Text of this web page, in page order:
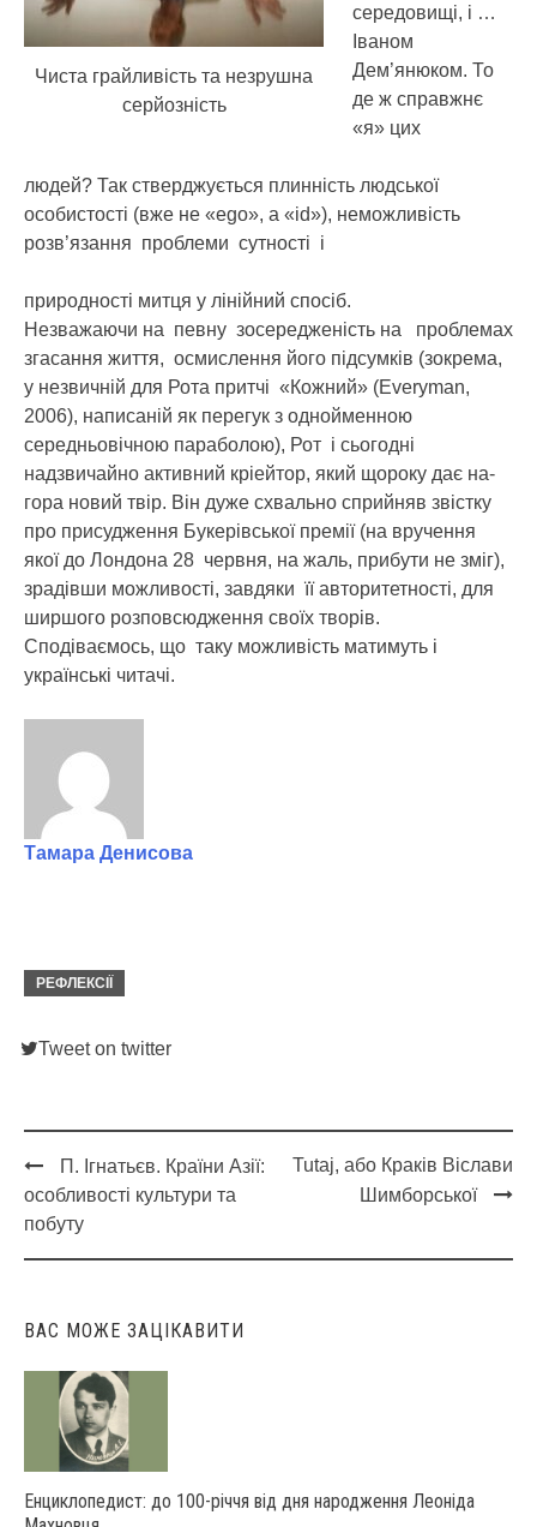
Чиста грайливість та незрушна
серйозність
середовищі, і …
Іваном
Дем’янюком. То
де ж справжнє
«я» цих
людей? Так стверджується плинність людської
особистості (вже не «еgo», а «id»), неможливість
розв’язання проблеми сутності і
природності митця у лінійний спосіб.
Незважаючи на певну зосередженість на проблемах
згасання життя, осмислення його підсумків (зокрема,
у незвичній для Рота притчі «Кожний» (Everyman,
2006), написаній як перегук з однойменною
середньовічною параболою), Рот і сьогодні
надзвичайно активний кріейтор, який щороку дає на-
гора новий твір. Він дуже схвально сприйняв звістку
про присудження Букерівської премії (на вручення
якої до Лондона 28 червня, на жаль, прибути не зміг),
зрадівши можливості, завдяки її авторитетності, для
ширшого розповсюдження своїх творів.
Сподіваємось, що таку можливість матимуть і
українські читачі.
Тамара Денисова
РЕФЛЕКСІЇ
Tweet on twitter
Post
navigation
П. Ігнатьєв. Країни Азії:
особливості культури та
побуту
Tutaj, або Краків Віслави
Шимборської
ВАС МОЖЕ ЗАЦІКАВИТИ
Енциклопедист: до 100-річчя від дня народження Леоніда